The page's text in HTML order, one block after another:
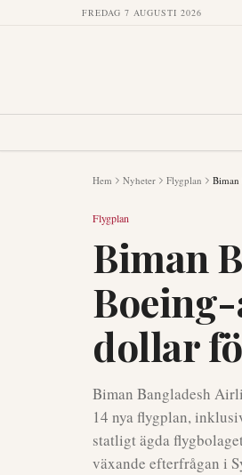
FREDAG 7 AUGUSTI 2026
Hem Nyheter Flygplan
Flygplan
Biman
dollar
Biman Bangladesh
14 nya flygplan,
statligt ägda
växande efterfrågan i